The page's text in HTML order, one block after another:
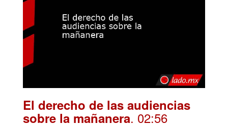
El derecho de las audiencias
sobre la mañanera. 02:56